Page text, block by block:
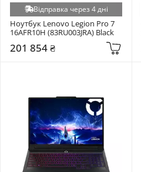
Відправка через 4 дні
Ноутбук Lenovo Legion Pro 7
16AFR10H (83RU003JRA) Black
201 854 ₴